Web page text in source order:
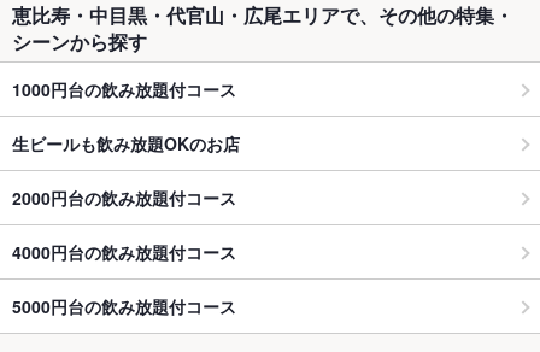
恵比寿・中目黒・代官山・広尾エリアで、その他の特集・
シーンから探す
1000円台の飲み放題付コース
生ビールも飲み放題OKのお店
2000円台の飲み放題付コース
4000円台の飲み放題付コース
5000円台の飲み放題付コース